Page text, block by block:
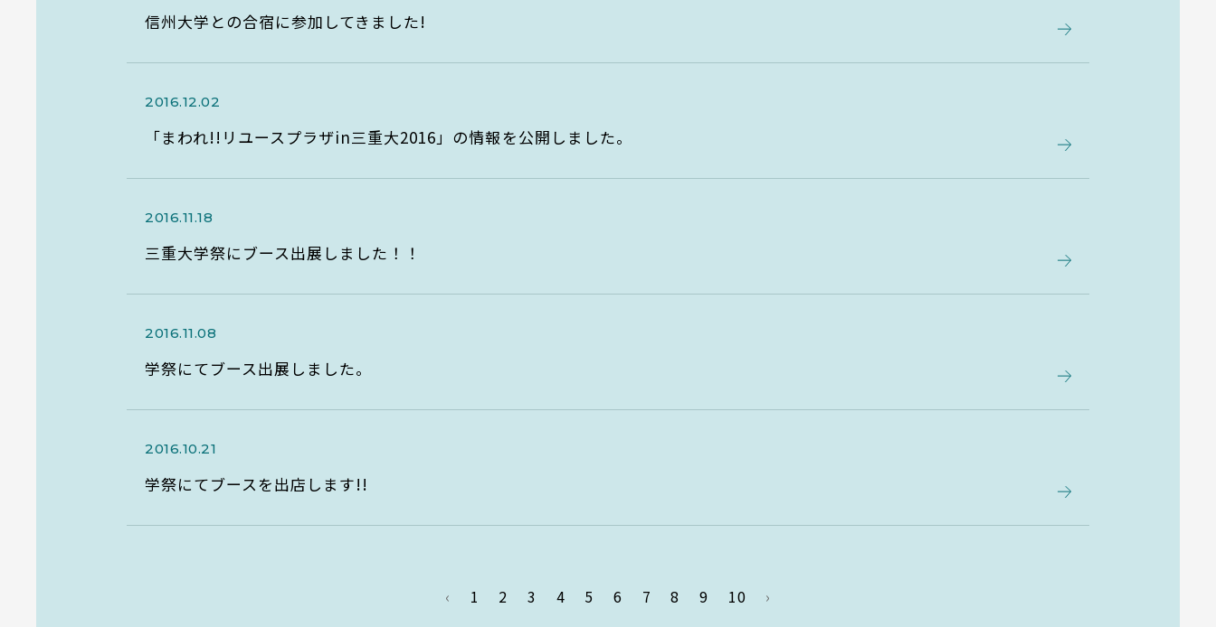
信州大学との合宿に参加してきました!
2016.12.02
「まわれ!!リユースプラザin三重大2016」の情報を公開しました。
2016.11.18
三重大学祭にブース出展しました！！
2016.11.08
学祭にてブース出展しました。
2016.10.21
学祭にてブースを出店します!!
‹ 1 2 3 4 5 6 7 8 9 10 ›